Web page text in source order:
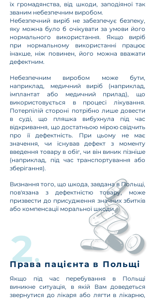
їх громадянства, від шкоди, заподіяної так
званим небезпечним виробом.
Небезпечний виріб не забезпечує безпеку,
яку можна було б очікувати за умови його
нормального використання. Якщо виріб
при нормальному використанні працює
інакше, ніж повинен, його можна вважати
дефектним.
Небезпечним виробом може бути,
наприклад, медичний виріб (наприклад,
імплантат або медичний прилад), що
використовується в процесі лікування.
Потерпілій стороні потрібно лише довести
в суді, що пляшка вибухнула під час
відкривання, що достатньою мірою свідчить
про її дефектність. При цьому не має
значення, чи існував дефект з моменту
введення товару в обіг, чи він виник пізніше
(наприклад, під час транспортування або
зберігання).
Визнання того, що шкода, завдана в Польщі,
пов'язана з дефектністю товару, може
призвести до присудження значних збитків
або компенсації моральної шкоди.
Права пацієнта в Польщі
Якщо під час перебування в Польщі
виникне ситуація, в якій Вам доведеться
звернутися до лікаря або лягти в лікарню,